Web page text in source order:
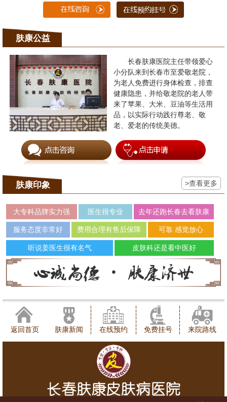
肤康公益
长春肤康医院主任带领爱心
小分队来到长春市至爱敬老院，
为老人免费进行身体检查，排查
健康隐患，并给敬老院的老人带
来了苹果、大米、豆油等生活用
品，以实际行动践行尊老、敬
老、爱老的传统美德。
肤康印象 >查看更多
大专科品牌实力强 医生很专业 去年还跑长春去看肤康
服务态度非常好 费用合理有售后保障 可靠 感觉放心
听说姜医生很有名气 皮肤科还是看中医好
返回首页 肤康新闻 在线预约 免费挂号 来院路线